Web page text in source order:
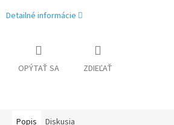
Detailné informácie
OPÝTAŤ SA ZDIEĽAŤ
Popis Diskusia